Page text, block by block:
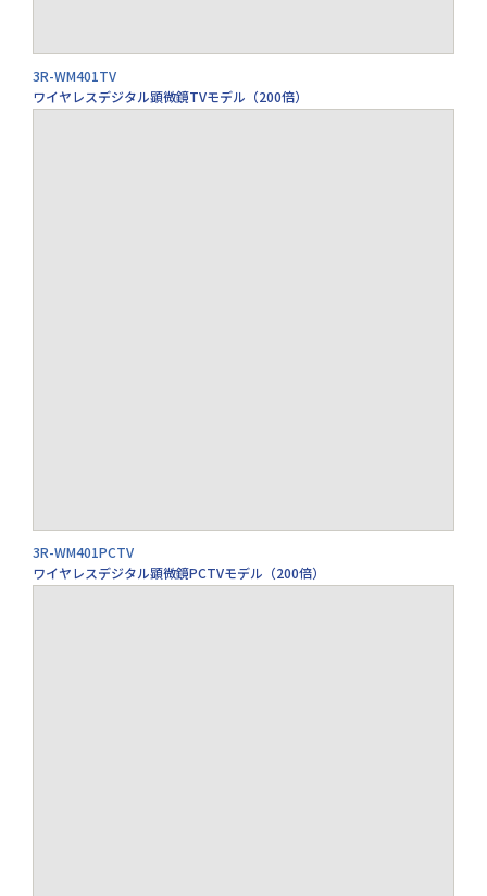
3R-WM401TV
ワイヤレスデジタル顕微鏡TVモデル（200倍）
3R-WM401PCTV
ワイヤレスデジタル顕微鏡PCTVモデル（200倍）